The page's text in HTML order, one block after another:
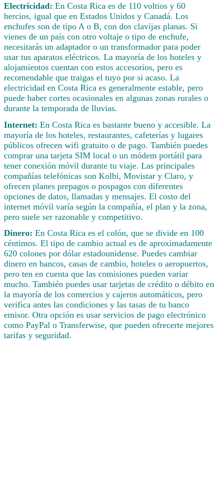
Electricidad: En Costa Rica es de 110 voltios y 60
hercios, igual que en Estados Unidos y Canadá. Los
enchufes son de tipo A o B, con dos clavijas planas. Si
vienes de un país con otro voltaje o tipo de enchufe,
necesitarás un adaptador o un transformador para poder
usar tus aparatos eléctricos. La mayoría de los hoteles y
alojamientos cuentan con estos accesorios, pero es
recomendable que traigas el tuyo por si acaso. La
electricidad en Costa Rica es generalmente estable, pero
puede haber cortes ocasionales en algunas zonas rurales o
durante la temporada de lluvias.
Internet: En Costa Rica es bastante bueno y accesible. La
mayoría de los hoteles, restaurantes, cafeterías y lugares
públicos ofrecen wifi gratuito o de pago. También puedes
comprar una tarjeta SIM local o un módem portátil para
tener conexión móvil durante tu viaje. Las principales
compañías telefónicas son Kolbi, Movistar y Claro, y
ofrecen planes prepagos o pospagos con diferentes
opciones de datos, llamadas y mensajes. El costo del
internet móvil varía según la compañía, el plan y la zona,
pero suele ser razonable y competitivo.
Dinero: En Costa Rica es el colón, que se divide en 100
céntimos. El tipo de cambio actual es de aproximadamente
620 colones por dólar estadounidense. Puedes cambiar
dinero en bancos, casas de cambio, hoteles o aeropuertos,
pero ten en cuenta que las comisiones pueden variar
mucho. También puedes usar tarjetas de crédito o débito en
la mayoría de los comercios y cajeros automáticos, pero
verifica antes las condiciones y las tasas de tu banco
emisor. Otra opción es usar servicios de pago electrónico
como PayPal o Transferwise, que pueden ofrecerte mejores
tarifas y seguridad.